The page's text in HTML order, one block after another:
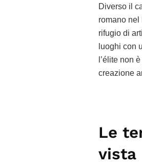
Diverso il
romano
rifugio di
luoghi con
l’élite non
creazione
Le
vista